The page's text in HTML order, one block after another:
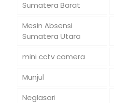
Sumatera Barat
Mesin Absensi
Sumatera Utara
mini cctv camera
Munjul
Neglasari